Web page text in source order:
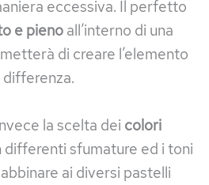
eccessiva. Il perfetto
e pieno all’interno di una
di creare l’elemento
la scelta dei colori
sfumature ed i toni
ai diversi pastelli